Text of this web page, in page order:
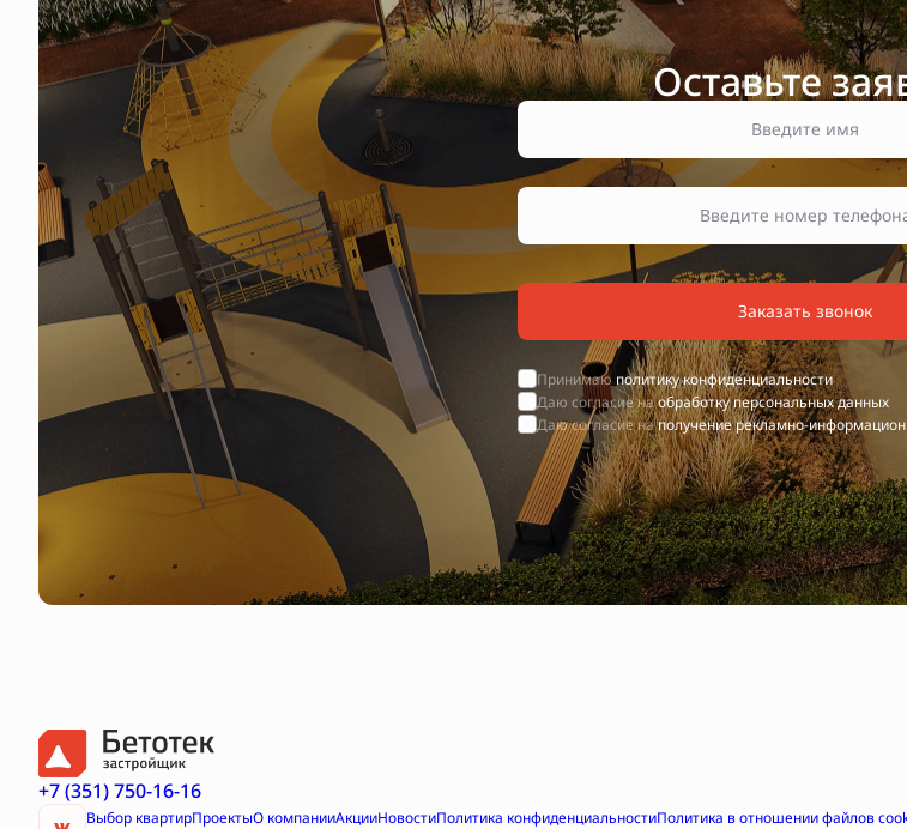
Оставьте
Заказать звонок
Принимаю политику конфиденциальности
Даю согласие наобработку персональных данных
Даю согласие наполучение рекламно-
+7 (351) 750-16-16
Выбор квартирПроектыО компанииАкцииНовостиПолитика конфиденциальностиПолитика в отношении файлов